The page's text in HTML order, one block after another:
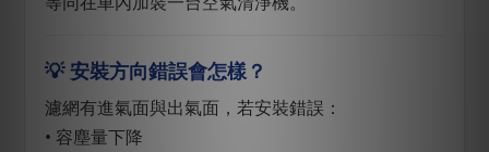
💡 安裝方向錯誤會怎樣？
濾網有進氣面與出氣面，若安裝錯誤：
• 容塵量下降